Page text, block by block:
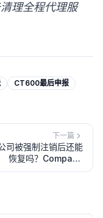
理全程代理服
CT600最后申报
下一篇
司被强制注销后还能
恢复吗？Company
申请流程和费